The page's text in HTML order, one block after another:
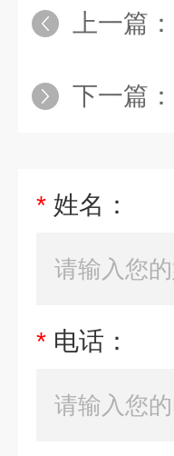
上一篇：
下一篇：
* 姓名：
* 电话：